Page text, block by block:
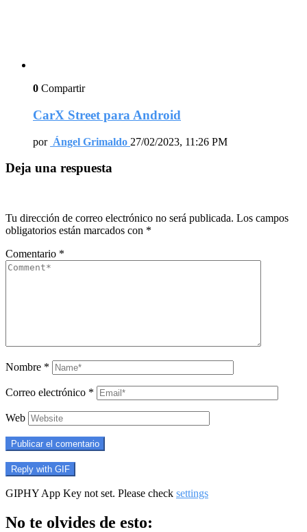
0 Compartir
CarX Street para Android
por Ángel Grimaldo 27/02/2023, 11:26 PM
Deja una respuesta
Tu dirección de correo electrónico no será publicada. Los campos
obligatorios están marcados con *
Comentario *
Nombre *
Correo electrónico *
Web
Publicar el comentario
Reply with GIF
GIPHY App Key not set. Please check settings
No te olvides de esto: